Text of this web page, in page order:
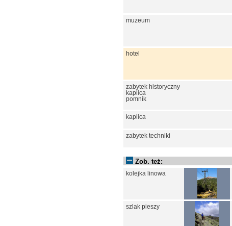
muzeum
hotel
zabytek historyczny
kaplica
pomnik
kaplica
zabytek techniki
Zob. też:
kolejka linowa
szlak pieszy